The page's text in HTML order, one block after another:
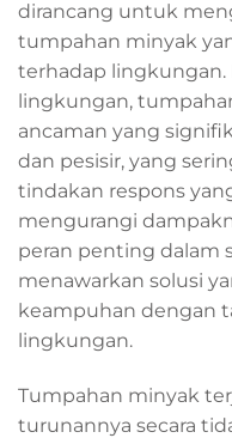
dirancang untuk
tumpahan minyak
terhadap lingkungan.
lingkungan,
ancaman yang
dan pesisir, yang
tindakan respons
mengurangi
peran penting dalam
menawarkan solusi
keampuhan dengan
lingkungan.
Tumpahan minyak
turunannya secara